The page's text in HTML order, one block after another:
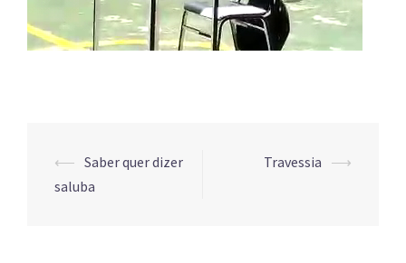
Post
navigation
⟵ Saber quer dizer
saluba
Travessia ⟶